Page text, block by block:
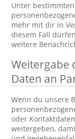
Unter
mehr mit dir in
diesem Fall
weitere
Weitergabe
Daten an
Wenn du unsere
oder
weitergeben,